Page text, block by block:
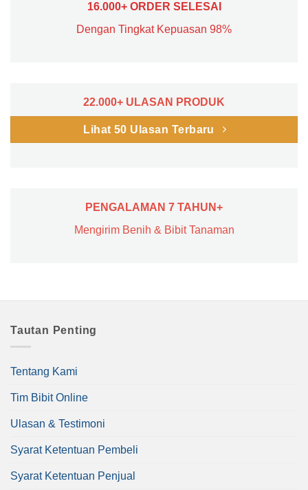
16.000+ ORDER SELESAI
Dengan Tingkat Kepuasan 98%
22.000+ ULASAN PRODUK
Lihat 50 Ulasan Terbaru
PENGALAMAN 7 TAHUN+
Mengirim Benih & Bibit Tanaman
Tautan Penting
Tentang Kami
Tim Bibit Online
Ulasan & Testimoni
Syarat Ketentuan Pembeli
Syarat Ketentuan Penjual